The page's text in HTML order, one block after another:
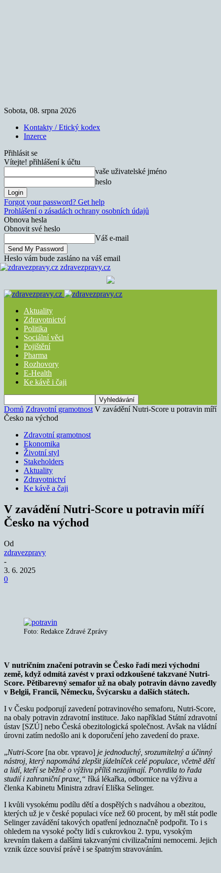
Sobota, 08. srpna 2026
Kontakty / Etický kodex
Inzerce
Přihlásit se
Vítejte! přihlášení k účtu
vaše uživatelské jméno
heslo
Forgot your password? Get help
Prohlášení o zásadách ochrany osobních údajů
Obnova hesla
Obnovit své heslo
Váš e-mail
Heslo vám bude zasláno na váš email
zdravezpravy.cz
Aktuality
Zdravotnictví
Politika
Sociální věci
Pojištění
Pharma
Rozhovory
E-Health
Ke kávě i čaji
Domů Zdravotní gramotnost V zavádění Nutri-Score u potravin míří
Česko na východ
Zdravotní gramotnost
Ekonomika
Životní styl
Stakeholders
Aktuality
Zdravotnictví
Ke kávě a čaji
V zavádění Nutri-Score u potravin míří
Česko na východ
Od
zdravezpravy
-
3. 6. 2025
0
Foto: Redakce Zdravé Zprávy
V nutričním značení potravin se Česko řadí mezi východní
země, když odmítá zavést v praxi odzkoušené takzvané Nutri-
Score. Pětibarevný semafor už na obaly potravin dávno zavedly
v Belgii, Francii, Německu, Švýcarsku a dalších státech.
I v Česku podporují zavedení potravinového semaforu, Nutri-Score,
na obaly potravin zdravotní instituce. Jako například Státní zdravotní
ústav [SZÚ] nebo Česká obezitologická společnost. Avšak na vládní
úrovni zatím nedošlo ani k doporučení jeho zavedení do praxe.
„Nutri-Score [na obr. vpravo] je jednoduchý, srozumitelný a účinný
nástroj, který napomáhá zlepšit jídelníček celé populace, včetně dětí
a lidí, kteří se běžně o výživu příliš nezajímají. Potvrdila to řada
studií i zahraniční praxe,“ říká lékařka, odbornice na výživu a
členka Kabinetu Ministra zdraví Eliška Selinger.
I kvůli vysokému podílu dětí a dospělých s nadváhou a obezitou,
kterých už je v české populaci více než 60 procent, by měl stát podle
Selinger zavádění takových opatření jednoznačně podpořit. To i s
ohledem na vysoké počty lidí s cukrovkou 2. typu, vysokým
krevním tlakem a dalšími takzvanými civilizačními nemocemi. Jejich
vznik úzce souvisí právě i se špatným stravováním.